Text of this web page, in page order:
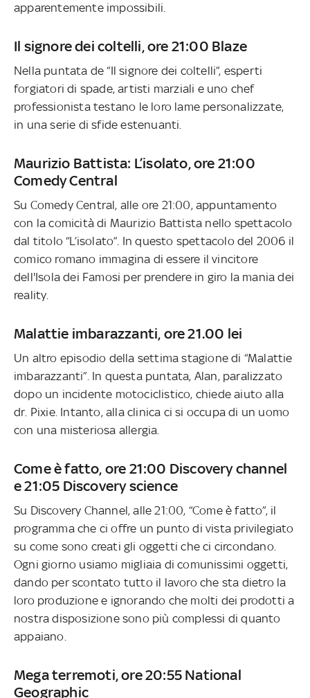
apparentemente impossibili.
Il signore dei coltelli, ore 21:00 Blaze
Nella puntata de “Il signore dei coltelli”, esperti
forgiatori di spade, artisti marziali e uno chef
professionista testano le loro lame personalizzate,
in una serie di sfide estenuanti.
Maurizio Battista: L’isolato, ore 21:00
Comedy Central
Su Comedy Central, alle ore 21:00, appuntamento
con la comicità di Maurizio Battista nello spettacolo
dal titolo “L’isolato”. In questo spettacolo del 2006 il
comico romano immagina di essere il vincitore
dell'Isola dei Famosi per prendere in giro la mania dei
reality.
Malattie imbarazzanti, ore 21.00 lei
Un altro episodio della settima stagione di “Malattie
imbarazzanti”. In questa puntata, Alan, paralizzato
dopo un incidente motociclistico, chiede aiuto alla
dr. Pixie. Intanto, alla clinica ci si occupa di un uomo
con una misteriosa allergia.
Come è fatto, ore 21:00 Discovery channel
e 21:05 Discovery science
Su Discovery Channel, alle 21:00, “Come è fatto”, il
programma che ci offre un punto di vista privilegiato
su come sono creati gli oggetti che ci circondano.
Ogni giorno usiamo migliaia di comunissimi oggetti,
dando per scontato tutto il lavoro che sta dietro la
loro produzione e ignorando che molti dei prodotti a
nostra disposizione sono più complessi di quanto
appaiano.
Mega terremoti, ore 20:55 National
Geographic